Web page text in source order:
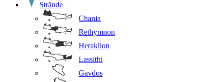
Strände
Chania
Rethymnon
Heraklion
Lassithi
Gavdos